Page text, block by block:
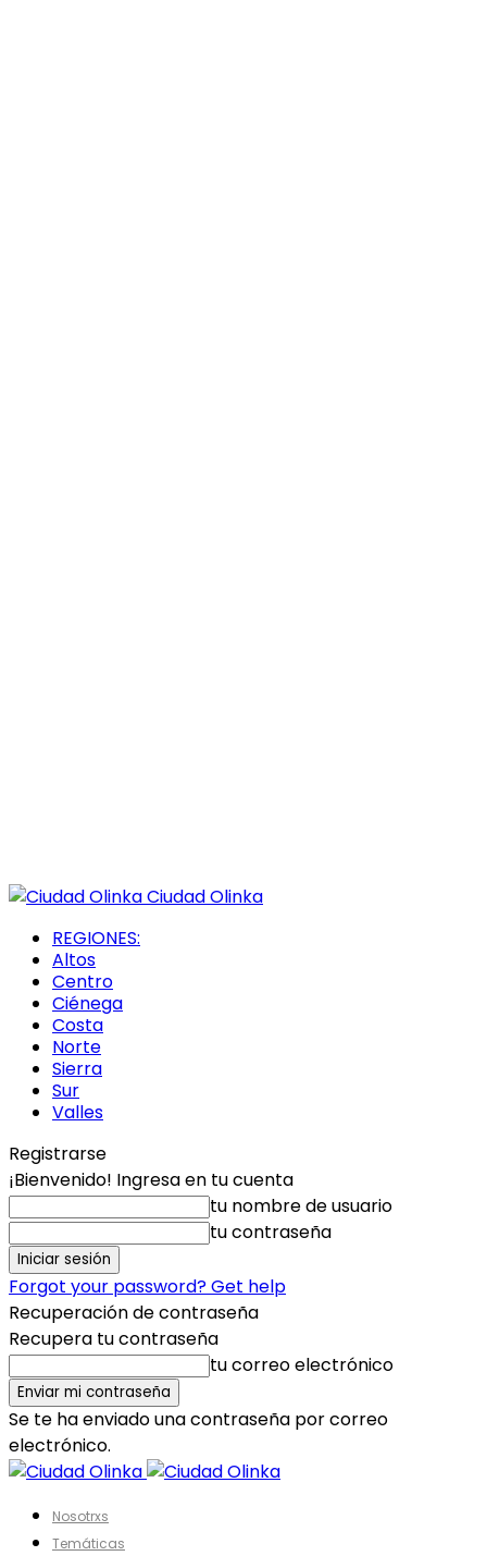
Ciudad Olinka
REGIONES:
Altos
Centro
Ciénega
Costa
Norte
Sierra
Sur
Valles
Registrarse
¡Bienvenido! Ingresa en tu cuenta
tu nombre de usuario
tu contraseña
Forgot your password? Get help
Recuperación de contraseña
Recupera tu contraseña
tu correo electrónico
Se te ha enviado una contraseña por correo
electrónico.
Nosotrxs
Temáticas